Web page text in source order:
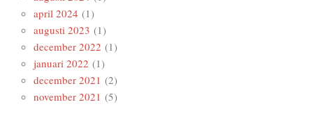
april 2024 (1)
augusti 2023 (1)
december 2022 (1)
januari 2022 (1)
december 2021 (2)
november 2021 (5)